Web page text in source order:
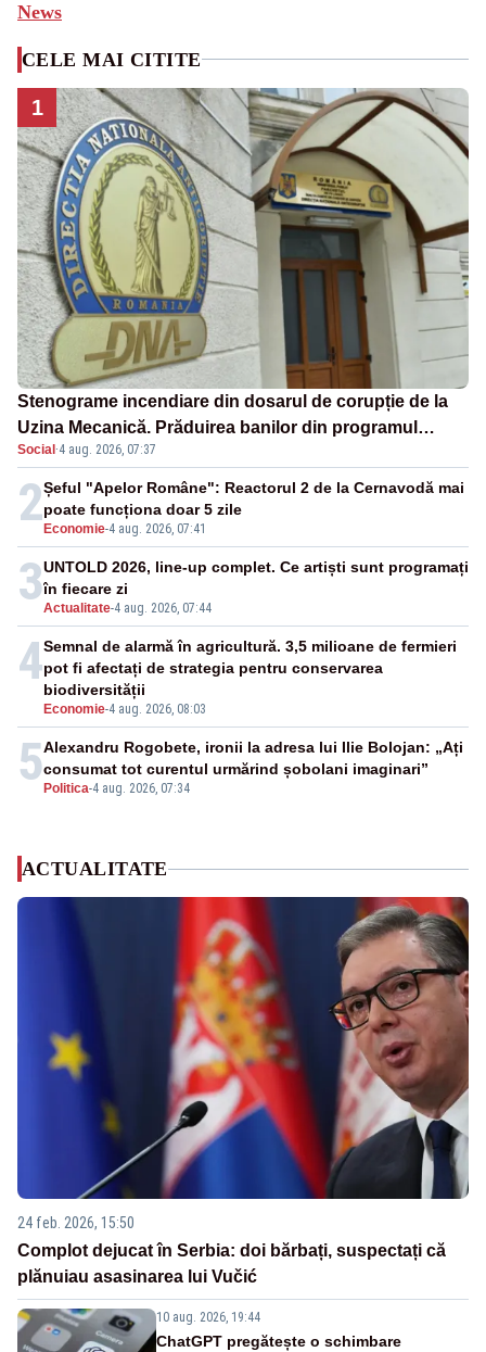
News
CELE MAI CITITE
1
Stenograme incendiare din dosarul de corupție de la
Uzina Mecanică. Prăduirea banilor din programul
SAFE, interceptată de DNA
Social ·4 aug. 2026, 07:37
2 Economie-4 aug. 2026, 07:41
Șeful "Apelor Române": Reactorul 2 de la Cernavodă mai
poate funcționa doar 5 zile
3Actualitate-4 aug. 2026, 07:44
UNTOLD 2026, line-up complet. Ce artiști sunt programați
în fiecare zi
4
Economie-4 aug. 2026, 08:03
Semnal de alarmă în agricultură. 3,5 milioane de fermieri
pot fi afectați de strategia pentru conservarea
biodiversității
5 Politica-4 aug. 2026, 07:34
Alexandru Rogobete, ironii la adresa lui Ilie Bolojan: „Ați
consumat tot curentul urmărind șobolani imaginari”
ACTUALITATE
24 feb. 2026, 15:50
Complot dejucat în Serbia: doi bărbați, suspectați că
plănuiau asasinarea lui Vučić
10 aug. 2026, 19:44
ChatGPT pregătește o schimbare